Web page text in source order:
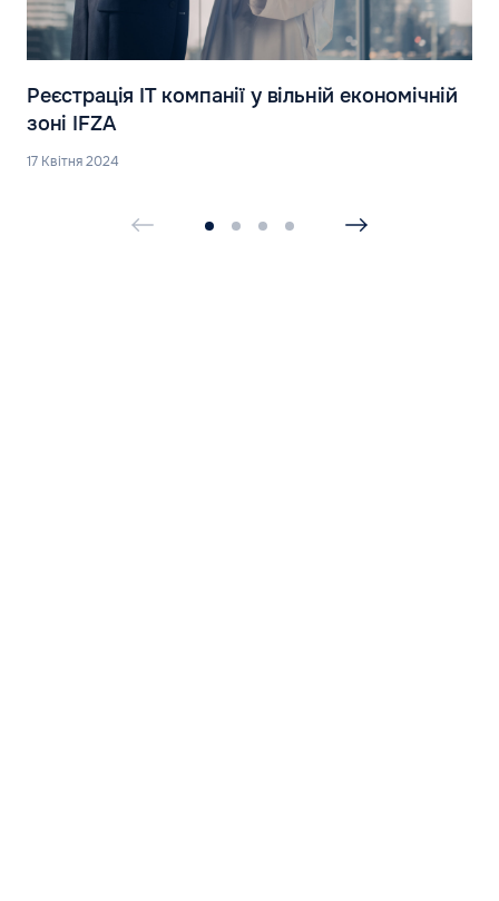
Реєстрація IT компанії у вільній економічній
зоні IFZA
17 Квітня 2024